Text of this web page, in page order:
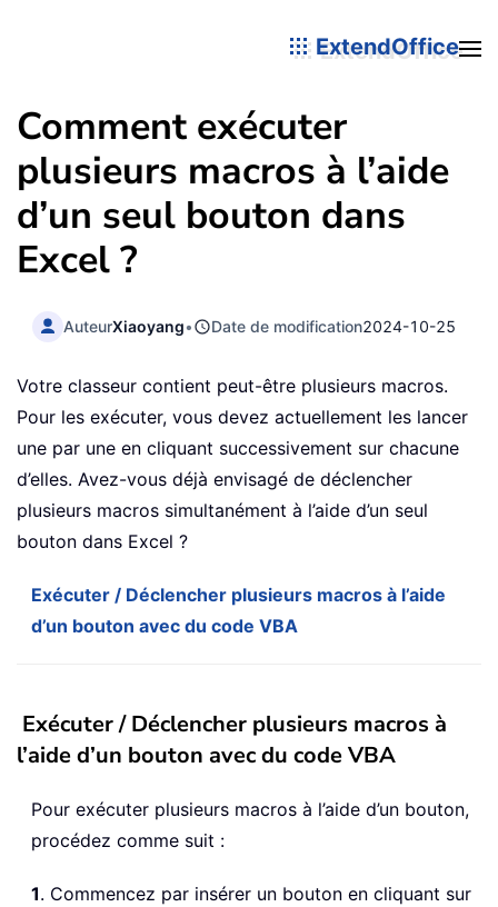
ExtendOffice
Comment exécuter
plusieurs macros à l’aide
d’un seul bouton dans
Excel ?
AuteurXiaoyang• Date de modification2024-10-25
Votre classeur contient peut-être plusieurs macros.
Pour les exécuter, vous devez actuellement les lancer
une par une en cliquant successivement sur chacune
d’elles. Avez-vous déjà envisagé de déclencher
plusieurs macros simultanément à l’aide d’un seul
bouton dans Excel ?
Exécuter / Déclencher plusieurs macros à l’aide
d’un bouton avec du code VBA
Exécuter / Déclencher plusieurs macros à
l’aide d’un bouton avec du code VBA
Pour exécuter plusieurs macros à l’aide d’un bouton,
procédez comme suit :
1. Commencez par insérer un bouton en cliquant sur